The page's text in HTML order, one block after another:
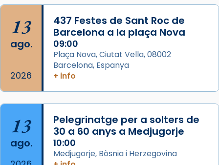
View on Facebook · Share
13
ago.
2026
437 Festes de Sant Roc de
Barcelona a la plaça Nova
09:00
Plaça Nova, Ciutat Vella, 08002
Barcelona, Espanya
+ info
13
ago.
Pelegrinatge per a solters de
30 a 60 anys a Medjugorje
10:00
Medjugorje, Bòsnia i Herzegovina